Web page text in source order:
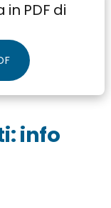
PDF di
info